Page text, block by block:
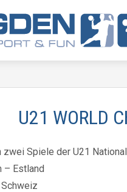
U21 WORLD
zwei Spiele der U21
– Estland